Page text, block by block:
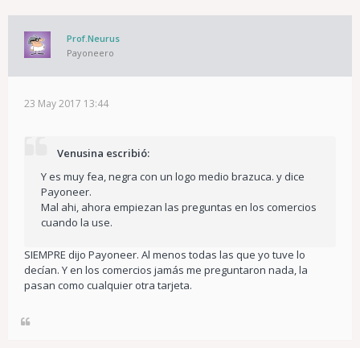
Prof.Neurus
Payoneero
23 May 2017 13:44
Venusina escribió:
Y es muy fea, negra con un logo medio brazuca. y dice
Payoneer.
Mal ahi, ahora empiezan las preguntas en los comercios
cuando la use.
SIEMPRE dijo Payoneer. Al menos todas las que yo tuve lo
decían. Y en los comercios jamás me preguntaron nada, la
pasan como cualquier otra tarjeta.